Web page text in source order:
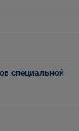
специальной